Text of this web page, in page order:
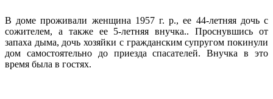
В доме проживали женщина 1957 г. р., ее 44-летняя дочь с
сожителем, а также ее 5-летняя внучка.. Проснувшись от
запаха дыма, дочь хозяйки с гражданским супругом покинули
дом самостоятельно до приезда спасателей. Внучка в это
время была в гостях.